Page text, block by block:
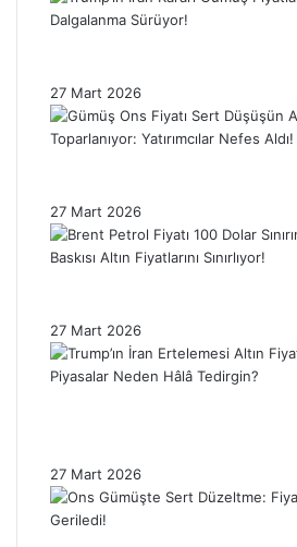
27 Mart 2026
27 Mart 2026
27 Mart 2026
27 Mart 2026